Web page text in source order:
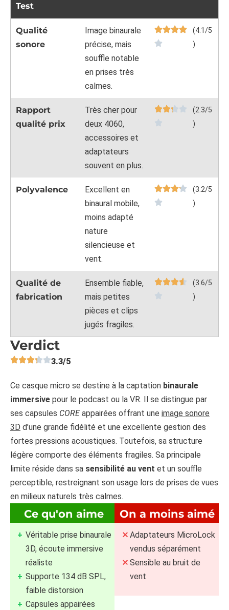
Test
Qualité
sonore
Image binaurale
précise, mais
souffle notable
en prises très
calmes.
(4.1/5
)
Rapport
qualité prix
Très cher pour
deux 4060,
accessoires et
adaptateurs
souvent en plus.
(2.3/5
)
Polyvalence
Excellent en
binaural mobile,
moins adapté
nature
silencieuse et
vent.
(3.2/5
)
Qualité de
fabrication
Ensemble fiable,
mais petites
pièces et clips
jugés fragiles.
(3.6/5
)
Verdict
3.3/5
Ce casque micro se destine à la captation binaurale
immersive pour le podcast ou la VR. Il se distingue par
ses capsules COREappairées offrant une image sonore
3D d’une grande fidélité et une excellente gestion des
fortes pressions acoustiques. Toutefois, sa structure
légère comporte des éléments fragiles. Sa principale
limite réside dans sa sensibilité au vent et un souffle
perceptible, restreignant son usage lors de prises de vues
en milieux naturels très calmes.
Ce qu'on aime
Véritable prise binaurale
3D, écoute immersive
réaliste
Supporte 134 dB SPL,
faible distorsion
Capsules appairées
On a moins aimé
Adaptateurs MicroLock
vendus séparément
Sensible au bruit de
vent